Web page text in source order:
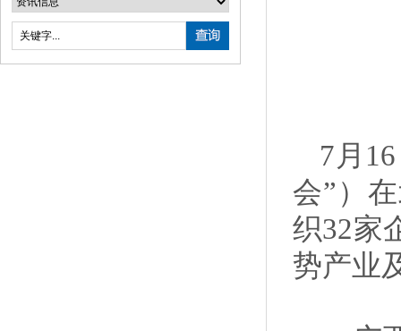
7月
会”）
织32家
势产业